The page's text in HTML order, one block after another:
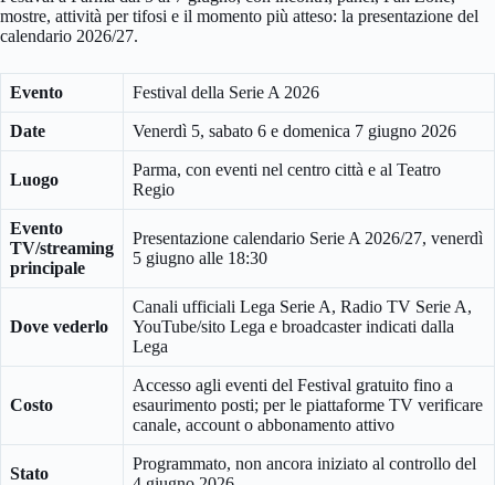
mostre, attività per tifosi e il momento più atteso: la presentazione del
calendario 2026/27.
Evento Festival della Serie A 2026
Date Venerdì 5, sabato 6 e domenica 7 giugno 2026
Luogo
Parma, con eventi nel centro città e al Teatro
Regio
Evento
TV/streaming
principale
Presentazione calendario Serie A 2026/27, venerdì
5 giugno alle 18:30
Dove vederlo
Canali ufficiali Lega Serie A, Radio TV Serie A,
YouTube/sito Lega e broadcaster indicati dalla
Lega
Costo
Accesso agli eventi del Festival gratuito fino a
esaurimento posti; per le piattaforme TV verificare
canale, account o abbonamento attivo
Stato
Programmato, non ancora iniziato al controllo del